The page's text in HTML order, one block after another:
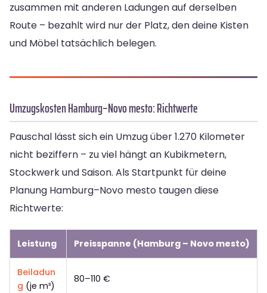
zusammen mit anderen Ladungen auf derselben
Route – bezahlt wird nur der Platz, den deine Kisten
und Möbel tatsächlich belegen.
Umzugskosten Hamburg–Novo mesto: Richtwerte
Pauschal lässt sich ein Umzug über 1.270 Kilometer
nicht beziffern – zu viel hängt an Kubikmetern,
Stockwerk und Saison. Als Startpunkt für deine
Planung Hamburg–Novo mesto taugen diese
Richtwerte:
Leistung Preisspanne (Hamburg – Novo mesto)
Beiladun
g (je m³)
80–110 €